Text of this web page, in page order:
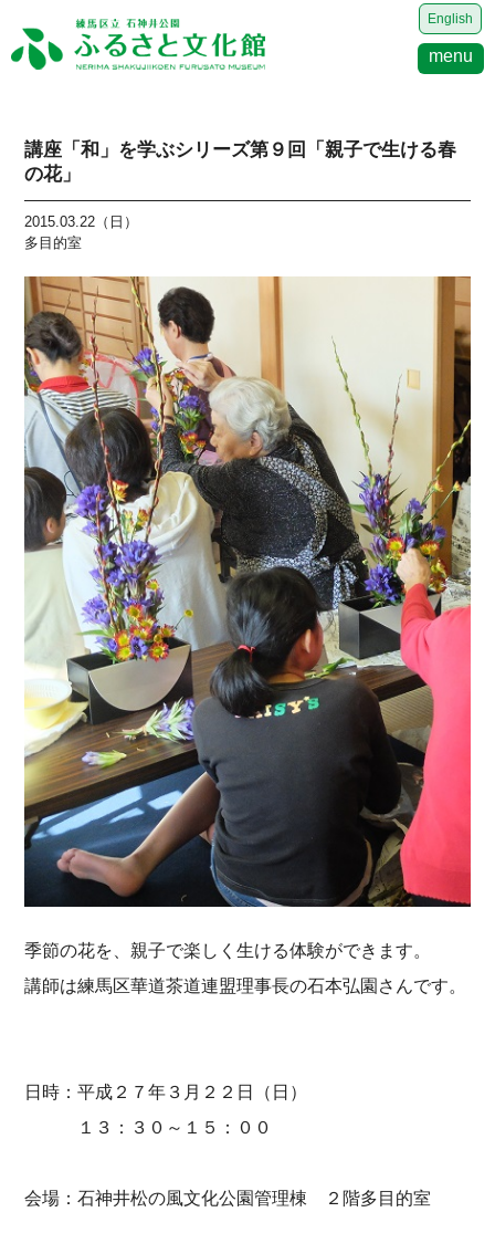
English
menu
講座「和」を学ぶシリーズ第９回「親子で生ける春
の花」
2015.03.22（日）
多目的室
季節の花を、親子で楽しく生ける体験ができます。
講師は練馬区華道茶道連盟理事長の石本弘園さんです。
日時：平成２７年３月２２日（日）
１３：３０～１５：００
会場：石神井松の風文化公園管理棟 ２階多目的室